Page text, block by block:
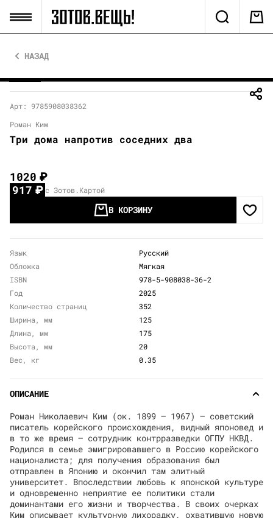
НАЗАД
Арт: 9785908038362
Роман Ким
Три дома напротив соседних два
1020₽
917₽ с Зотов.Картой
В КОРЗИНУ
Язык
Русский
Обложка
Мягкая
ISBN
978-5-908038-36-2
Год
2025
Количество страниц
352
Ширина, мм
125
Длина, мм
175
Высота, мм
20
Вес, кг
0.35
ОПИСАНИЕ
Роман Николаевич Ким (ок. 1899 – 1967) — советский
писатель корейского происхождения, видный японовед и
в то же время — сотрудник контрразведки ОГПУ НКВД.
Родился в семье эмигрировавшего в Россию корейского
националиста; для получения образования был
отправлен в Японию и окончил там элитный
университет. Впоследствии любовь к японской культуре
и одновременно неприятие ее политики стали
доминантами его жизни и творчества. В своих очерках
Ким описывает культурную лихорадку, охватившую новую